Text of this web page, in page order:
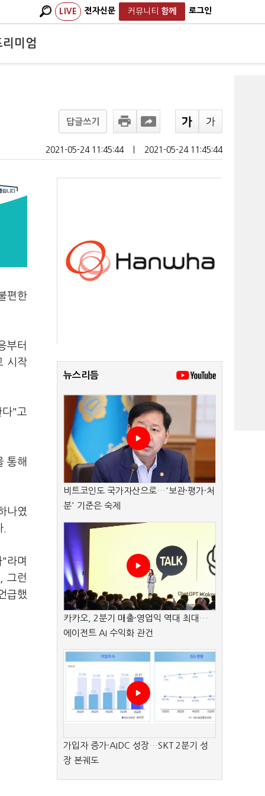
LIVE 전자신문 커뮤니티 함께 로그인
리미엄
답글쓰기
2021-05-24 11:45:44 2021-05-24 11:45:44
편한
부터
시작
다"고
통해
나였
라며
그런
급했
뉴스리듬
비트코인도 국가자산으로…'보관·평가·처
분' 기준은 숙제
카카오, 2분기 매출·영업익 역대 최대…
에이전트 AI 수익화 관건
가입자 증가·AIDC 성장…SKT 2분기 성
장 본궤도